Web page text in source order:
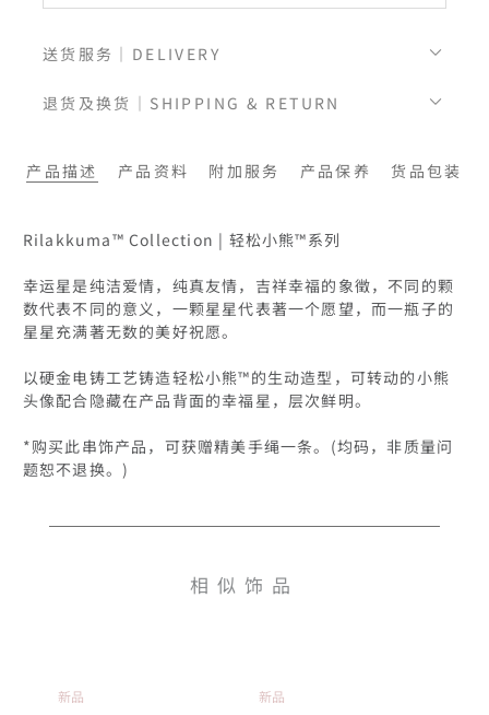
送货服务｜DELIVERY
退货及换货｜SHIPPING & RETURN
产品描述 产品资料 附加服务 产品保养 货品包装
Rilakkuma™ Collection | 轻松小熊™系列
幸运星是纯洁爱情，纯真友情，吉祥幸福的象徵，不同的颗
数代表不同的意义，一颗星星代表著一个愿望，而一瓶子的
星星充满著无数的美好祝愿。
以硬金电铸工艺铸造轻松小熊™的生动造型，可转动的小熊
头像配合隐藏在产品背面的幸福星，层次鲜明。
*购买此串饰产品，可获赠精美手绳一条。(均码，非质量问
相似饰品
新品 新品